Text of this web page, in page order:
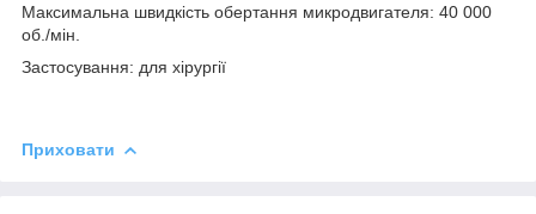
Максимальна швидкість обертання микродвигателя: 40 000
об./мін.
Застосування: для хірургії
Приховати